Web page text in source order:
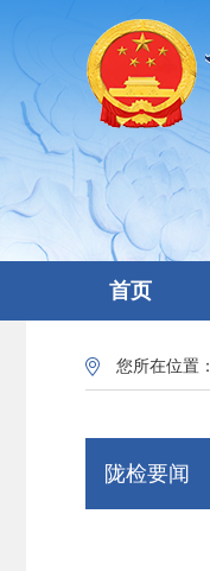
首页
您所在位置：
陇检要闻